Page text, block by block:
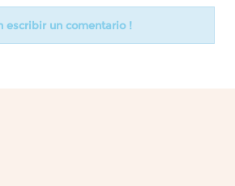
escribir un comentario !